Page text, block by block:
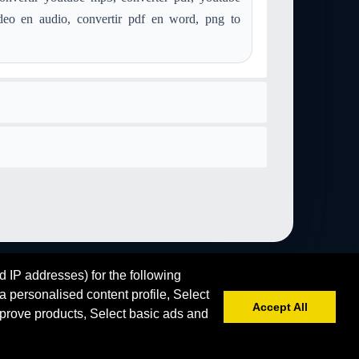
IP addresses) for the following
personalised content profile, Select
products, Select basic ads and
Accept All
aiff in mod Konvertieren postscript in mod
webp in mod Konvertieren image-webp in mod
en audio, convertir pdf en word, png to